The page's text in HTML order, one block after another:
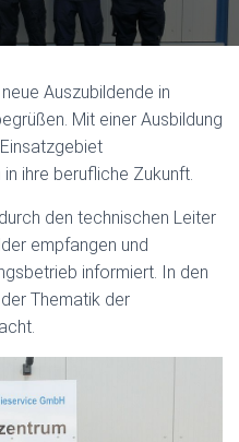
S
T
Auszubildende in
Mit einer Ausbildung
ihre berufliche Zukunft.
den technischen Leiter
empfangen und
informiert. In den
Thematik der